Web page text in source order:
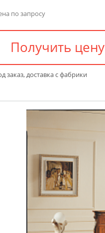
по запросу
Получить цену
заказ, доставка с фабрики